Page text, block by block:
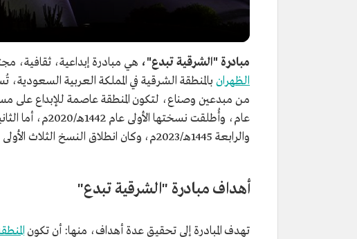
مبادرة "الشرقية تبدع"، هي مبادرة إبداعية، ثقافية،
الظهران بالمنطقة الشرقية في المملكة العربية
من مبدعين وصناع، لتكون المنطقة عاصمة للإبداع على
والرابعة 1445هـ/2023م، وكان انطلاق النسخ الثلاث الأولى بالتزامن مع موسم إثراء للإبداع "تنوين".
أهداف مبادرة "الشرقية تبدع"
تهدف المبادرة إلى تحقيق عدة أهداف، منها: أن تكون